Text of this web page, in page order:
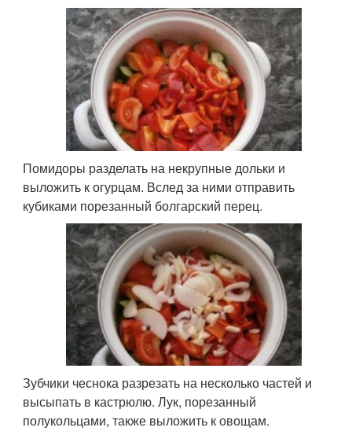
Помидоры разделать на некрупные дольки и
выложить к огурцам. Вслед за ними отправить
кубиками порезанный болгарский перец.
Зубчики чеснока разрезать на несколько частей и
высыпать в кастрюлю. Лук, порезанный
полукольцами, также выложить к овощам.